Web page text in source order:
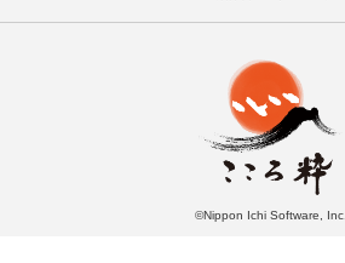
©Nippon Ichi Software, Inc.